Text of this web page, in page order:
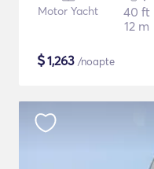
Motor Yacht
40 ft
12 m
$1,263 /noapte